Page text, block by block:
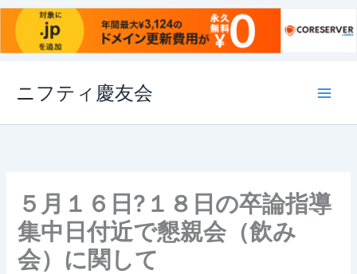
ス
ニフティ慶友会
５月１６日?１８日の卒論指導
集中日付近で懇親会（飲み
会）に関して